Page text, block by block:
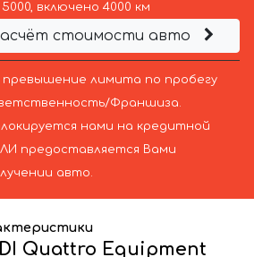
включено 4000 км
стоимости авто
превышение лимита по пробегу
Франшиза.
нами на кредитной
предоставляется Вами
авто.
Quattro Equipment